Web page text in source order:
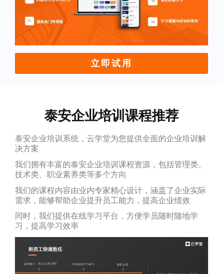
立即试用
泰安企业培训课程推荐
泰安企业培训系统，云学堂为您提供全面的企业培训解
决方案
我们拥有丰富的泰安企业培训课程资源，包括管理类、
技术类、职业素养类等多个方向
我们的课程内容由业内专家精心设计，涵盖了企业实际
需求，能够帮助企业提升员工能力，提高企业绩效
同时，我们提供在线学习平台，方便学员随时随地学
习，提高学习效率